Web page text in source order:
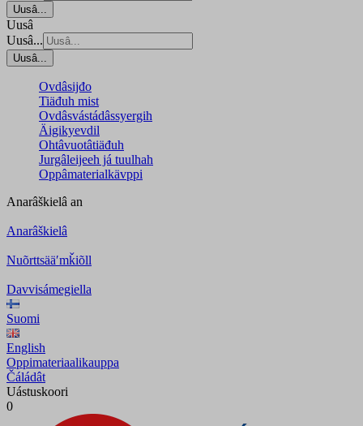
Uusâ...
Uusâ
Uusâ...
Uusâ...
Ovdâsijđo
Tiäđuh mist
Ovdâsvástádâssyergih
Äigikyevdil
Ohtâvuotâtiäđuh
Jurgâleijeeh já tuulhah
Oppâmaterialkävppi
Anarâškielâ an
Anarâškielâ
Nuõrttsääʹmǩiõll
Davvisámegiella
Suomi
English
Oppimateriaalikauppa
Čáládât
Uástuskoori
0